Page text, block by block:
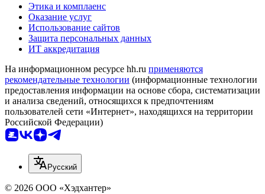
Этика и комплаенс
Оказание услуг
Использование сайтов
Защита персональных данных
ИТ аккредитация
На информационном ресурсе hh.ru применяются
рекомендательные технологии (информационные технологии
предоставления информации на основе сбора, систематизации
и анализа сведений, относящихся к предпочтениям
пользователей сети «Интернет», находящихся на территории
Российской Федерации)
Русский
© 2026 ООО «Хэдхантер»